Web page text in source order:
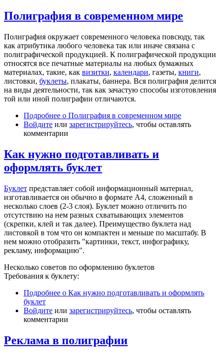
Полиграфия в современном мире
Полиграфия окружает современного человека повсюду, так
как атрибутика любого человека так или иначе связана с
полиграфической продукцией. К полиграфической продукции
относятся все печатные материалы на любых бумажных
материалах, такие, как визитки, календари, газеты, книги,
листовки, буклеты, плакаты, баннера. Вся полиграфия делится
на виды деятельности, так как зачастую способы изготовления
той или иной полиграфии отличаются.
Подробнее о Полиграфия в современном мире
Войдите или зарегистрируйтесь, чтобы оставлять
комментарии
Как нужно подготавливать и
оформлять буклет
Буклет представляет собой информационный материал,
изготавливается он обычно в формате А4, сложенный в
несколько слоев (2-3 слоя). Буклет можно отличить по
отсутствию на нем разных схватывающих элементов
(скрепки, клей и так далее). Преимущество буклета над
листовкой в том что он компактен и меньше по масштабу. В
нем можно отобразить "картинки, текст, инфографику,
рекламу, информацию".
Несколько советов по оформлению буклетов
Требования к буклету:
Подробнее о Как нужно подготавливать и оформлять
буклет
Войдите или зарегистрируйтесь, чтобы оставлять
комментарии
Реклама в полиграфии